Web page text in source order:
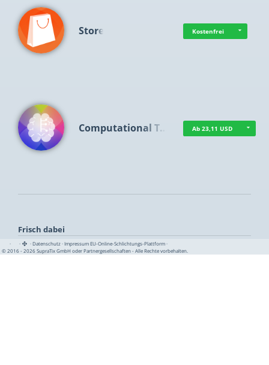
Store Kostenfrei
Computational T… Ab 23,11 USD
Frisch dabei
· · ·Datenschutz·Impressum EU-Online-Schlichtungs-Plattform·
© 2016 - 2026 SupraTix GmbH oder Partnergesellschaften - Alle Rechte vorbehalten.